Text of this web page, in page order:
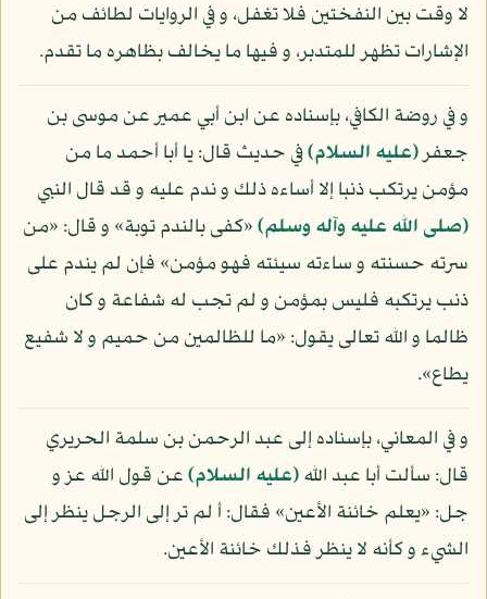
لا وقت بين النفختين فلا تغفل، و في الروايات لطائف من
الإشارات تظهر للمتدبر، و فيها ما يخالف بظاهره ما تقدم.
و في روضة الكافي، بإسناده عن ابن أبي عمير عن موسى بن
جعفر(عليه السلام)في حديث قال: يا أبا أحمد ما من
مؤمن يرتكب ذنبا إلا أساءه ذلك و ندم عليه و قد قال النبي
(صلى الله عليه وآله وسلم)«كفى بالندم توبة» و قال: «من
سرته حسنته و ساءته سيئته فهو مؤمن» فإن لم يندم على
ذنب يرتكبه فليس بمؤمن و لم تجب له شفاعة و كان
ظالما و الله تعالى يقول: «ما للظالمين من حميم و لا شفيع
يطاع».
و في المعاني، بإسناده إلى عبد الرحمن بن سلمة الحريري
قال: سألت أبا عبد الله(عليه السلام)عن قول الله عز و
جل: «يعلم خائنة الأعين» فقال: أ لم تر إلى الرجل ينظر إلى
الشيء و كأنه لا ينظر فذلك خائنة الأعين.